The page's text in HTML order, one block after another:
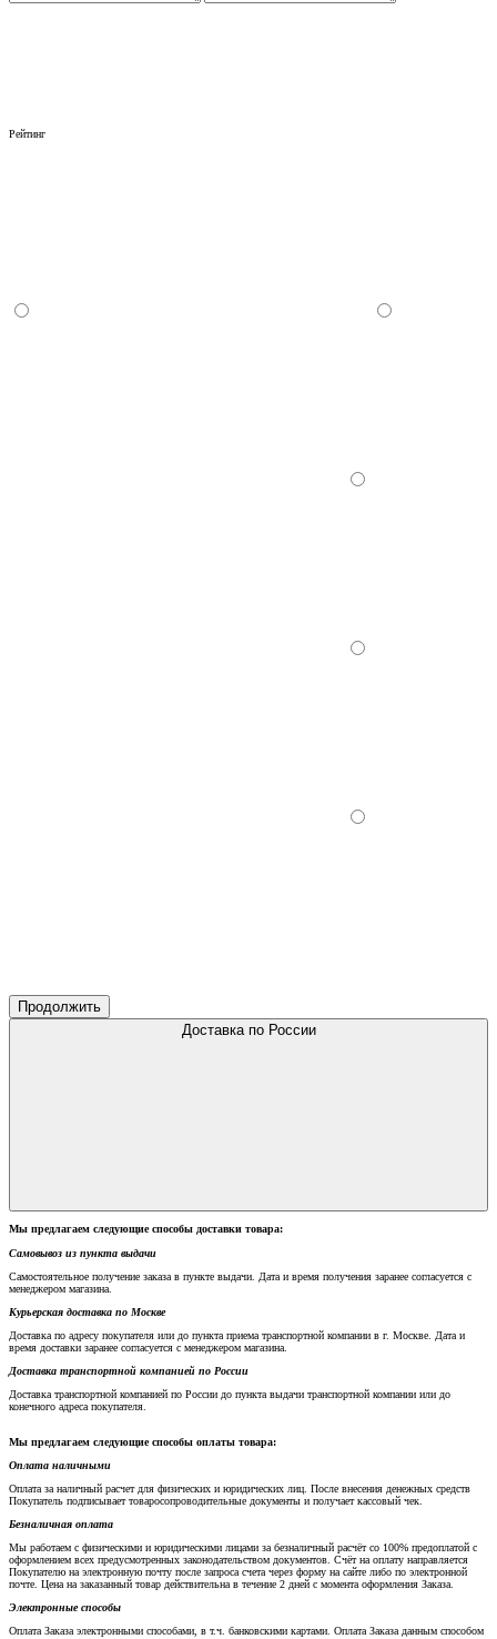
Рейтинг
Продолжить
Доставка по России
Мы предлагаем следующие способы доставки товара:
Самовывоз из пункта выдачи
Самостоятельное получение заказа в пункте выдачи. Дата и время получения заранее согласуется с
менеджером магазина.
Курьерская доставка по Москве
Доставка по адресу покупателя или до пункта приема транспортной компании в г. Москве. Дата и
время доставки заранее согласуется с менеджером магазина.
Доставка транспортной компанией по России
Доставка транспортной компанией по России до пункта выдачи транспортной компании или до
конечного адреса покупателя.
Мы предлагаем следующие способы оплаты товара:
Оплата наличными
Оплата за наличный расчет для физических и юридических лиц. После внесения денежных средств
Покупатель подписывает товаросопроводительные документы и получает кассовый чек.
Безналичная оплата
Мы работаем с физическими и юридическими лицами за безналичный расчёт со 100% предоплатой с
оформлением всех предусмотренных законодательством документов. Счёт на оплату направляется
Покупателю на электронную почту после запроса счета через форму на сайте либо по электронной
почте. Цена на заказанный товар действительна в течение 2 дней с момента оформления Заказа.
Электронные способы
Оплата Заказа электронными способами, в т.ч. банковскими картами. Оплата Заказа данным способом